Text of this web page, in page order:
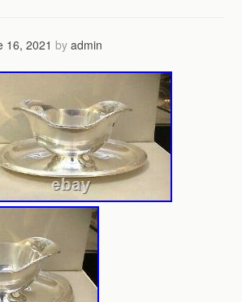
16, 2021 byadmin